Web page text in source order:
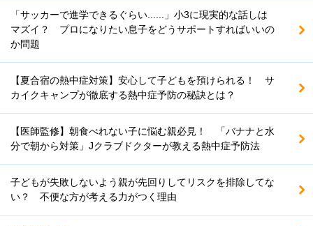
「サッカーで進学できるぐらい......」小3に現実的な話しは
マズイ？ プロになりたい息子をどうサポートすればいいの
か問題
【夏合宿の熱中症対策】安心して子どもを預けられる！ サ
カイクキャンプが徹底する熱中症予防の秘訣とは？
【医師監修】朝食べれない子に悩む親必見！ 「バナナと水
分で朝から対策」Jクラブドクターが教える熱中症予防法
子どもが失敗しないよう親が先回りしてリスクを排除してな
い？ 不便な方が考える力がつく理由